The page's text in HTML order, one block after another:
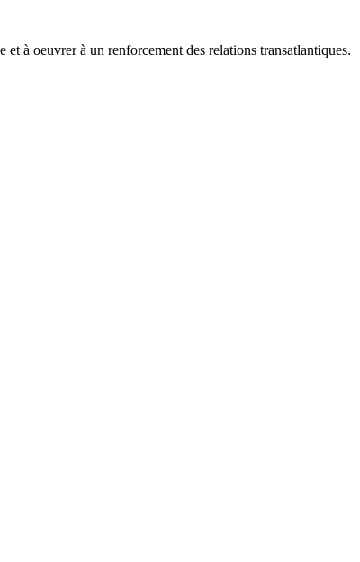
à oeuvrer à un renforcement des relations transatlantiques.